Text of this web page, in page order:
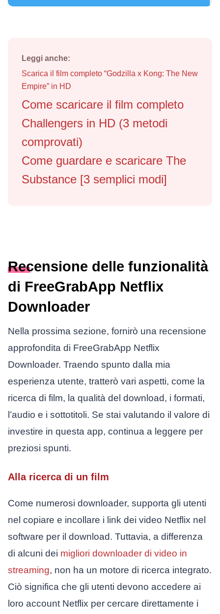
Leggi anche:
Scarica il film completo “Godzilla x Kong: The New
Empire” in HD
Come scaricare il film completo
Challengers in HD (3 metodi
comprovati)
Come guardare e scaricare The
Substance [3 semplici modi]
Recensione delle funzionalità
di FreeGrabApp Netflix
Downloader
Nella prossima sezione, fornirò una recensione
approfondita di FreeGrabApp Netflix
Downloader. Traendo spunto dalla mia
esperienza utente, tratterò vari aspetti, come la
ricerca di film, la qualità del download, i formati,
l’audio e i sottotitoli. Se stai valutando il valore di
investire in questa app, continua a leggere per
preziosi spunti.
Alla ricerca di un film
Come numerosi downloader, supporta gli utenti
nel copiare e incollare i link dei video Netflix nel
software per il download. Tuttavia, a differenza
di alcuni dei migliori downloader di video in
streaming, non ha un motore di ricerca integrato.
Ciò significa che gli utenti devono accedere ai
loro account Netflix per cercare direttamente i